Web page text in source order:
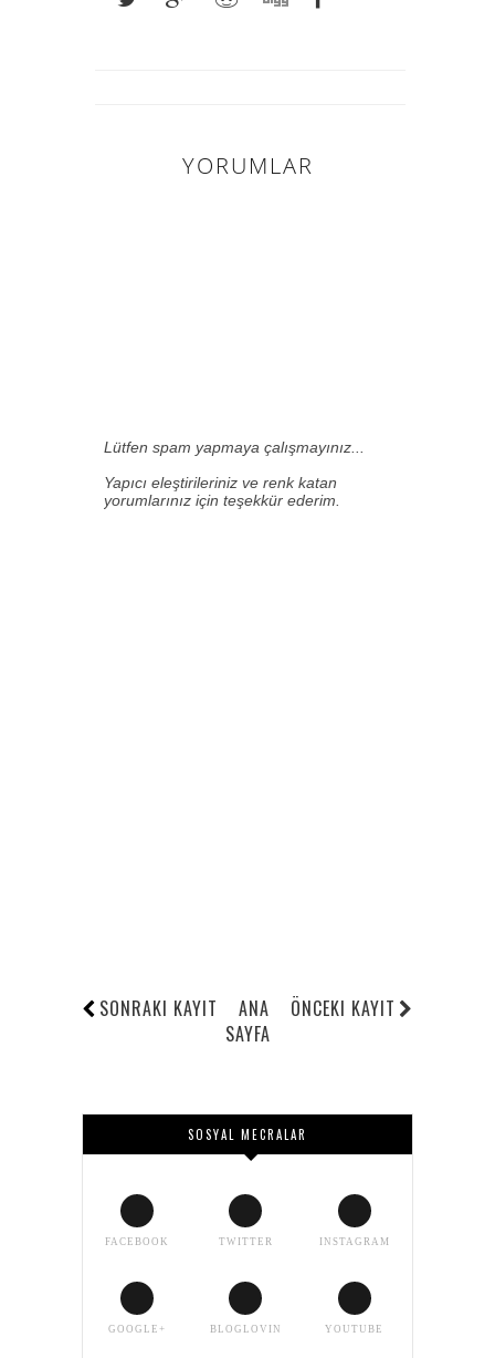
YORUMLAR
Lütfen spam yapmaya çalışmayınız...
Yapıcı eleştirileriniz ve renk katan
yorumlarınız için teşekkür ederim.
SONRAKI KAYIT ÖNCEKI KAYIT
ANA
SAYFA
SOSYAL MECRALAR
FACEBOOK TWITTER INSTAGRAM
GOOGLE+ BLOGLOVIN YOUTUBE